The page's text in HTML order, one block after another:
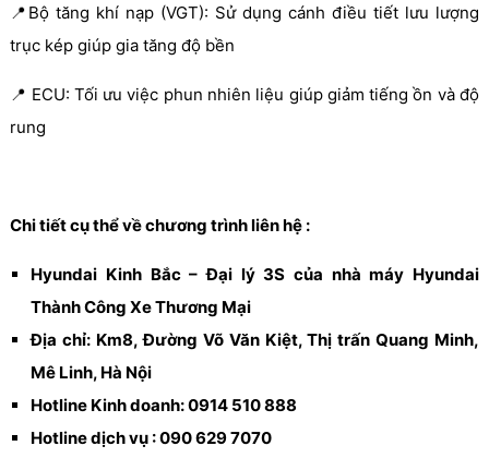
📍Bộ tăng khí nạp (VGT): Sử dụng cánh điều tiết lưu lượng
trục kép giúp gia tăng độ bền
📍 ECU: Tối ưu việc phun nhiên liệu giúp giảm tiếng ồn và độ
rung
Chi tiết cụ thể về chương trình liên hệ :
Hyundai Kinh Bắc – Đại lý 3S của nhà máy Hyundai
Thành Công Xe Thương Mại
Địa chỉ: Km8, Đường Võ Văn Kiệt, Thị trấn Quang Minh,
Mê Linh, Hà Nội
Hotline Kinh doanh: 0914 510 888
Hotline dịch vụ : 090 629 7070